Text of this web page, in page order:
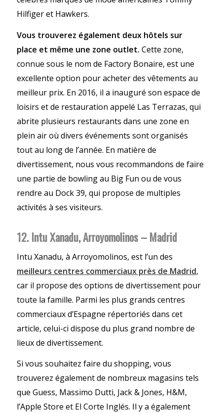
Hilfiger et Hawkers.
Vous trouverez également deux hôtels sur
place et même une zone outlet. Cette zone,
connue sous le nom de Factory Bonaire, est une
excellente option pour acheter des vêtements au
meilleur prix. En 2016, il a inauguré son espace de
loisirs et de restauration appelé Las Terrazas, qui
abrite plusieurs restaurants dans une zone en
plein air où divers événements sont organisés
tout au long de l’année. En matière de
divertissement, nous vous recommandons de faire
une partie de bowling au Big Fun ou de vous
rendre au Dock 39, qui propose de multiples
activités à ses visiteurs.
12. Intu Xanadu, Arroyomolinos – Madrid
Intu Xanadu, à Arroyomolinos, est l’un des
meilleurs centres commerciaux près de Madrid,
car il propose des options de divertissement pour
toute la famille. Parmi les plus grands centres
commerciaux d’Espagne répertoriés dans cet
article, celui-ci dispose du plus grand nombre de
lieux de divertissement.
Si vous souhaitez faire du shopping, vous
trouverez également de nombreux magasins tels
que Guess, Massimo Dutti, Jack & Jones, H&M,
l’Apple Store et El Corte Inglés. Il y a également